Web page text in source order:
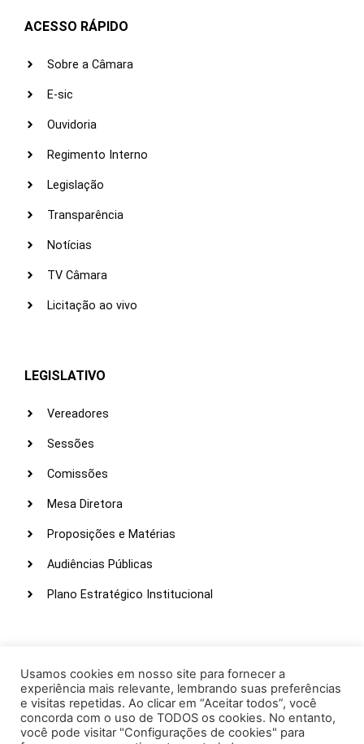
ACESSO RÁPIDO
Sobre a Câmara
E-sic
Ouvidoria
Regimento Interno
Legislação
Transparência
Notícias
TV Câmara
Licitação ao vivo
LEGISLATIVO
Vereadores
Sessões
Comissões
Mesa Diretora
Proposições e Matérias
Audiências Públicas
Plano Estratégico Institucional
Webmail
Intranet
Administração
Usamos cookies em nosso site para fornecer a
experiência mais relevante, lembrando suas preferências
e visitas repetidas. Ao clicar em “Aceitar todos”, você
concorda com o uso de TODOS os cookies. No entanto,
você pode visitar "Configurações de cookies" para